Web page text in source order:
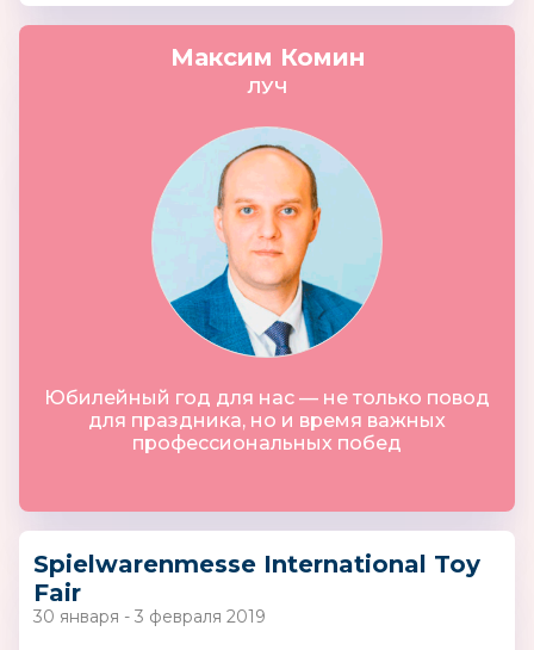
Максим Комин
ЛУЧ
Юбилейный год для нас — не только повод
для праздника, но и время важных
профессиональных побед
Spielwarenmesse International Toy
Fair
30 января - 3 февраля 2019